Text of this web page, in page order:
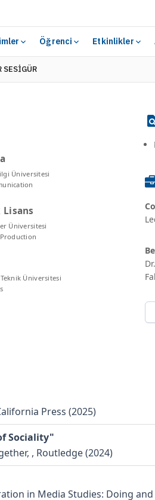
Öğrenci Etkinlikler
SESİGÜR
Üniversitesi
Lisans
Üniversitesi
Üniversitesi
Press (2025)
Sociality"
, Routledge (2024)
in Media Studies: Doing